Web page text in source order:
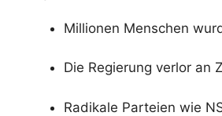
Millionen Menschen
Die Regierung verlor an
Radikale Parteien wie